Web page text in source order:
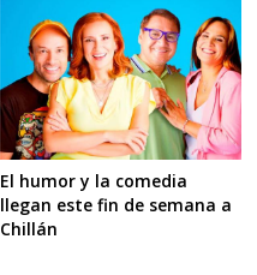
El humor y la comedia
llegan este fin de semana a
Chillán